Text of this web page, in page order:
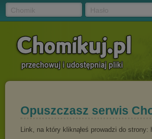
Opuszczasz serwis
Link, na który kliknąłeś prowadzi do